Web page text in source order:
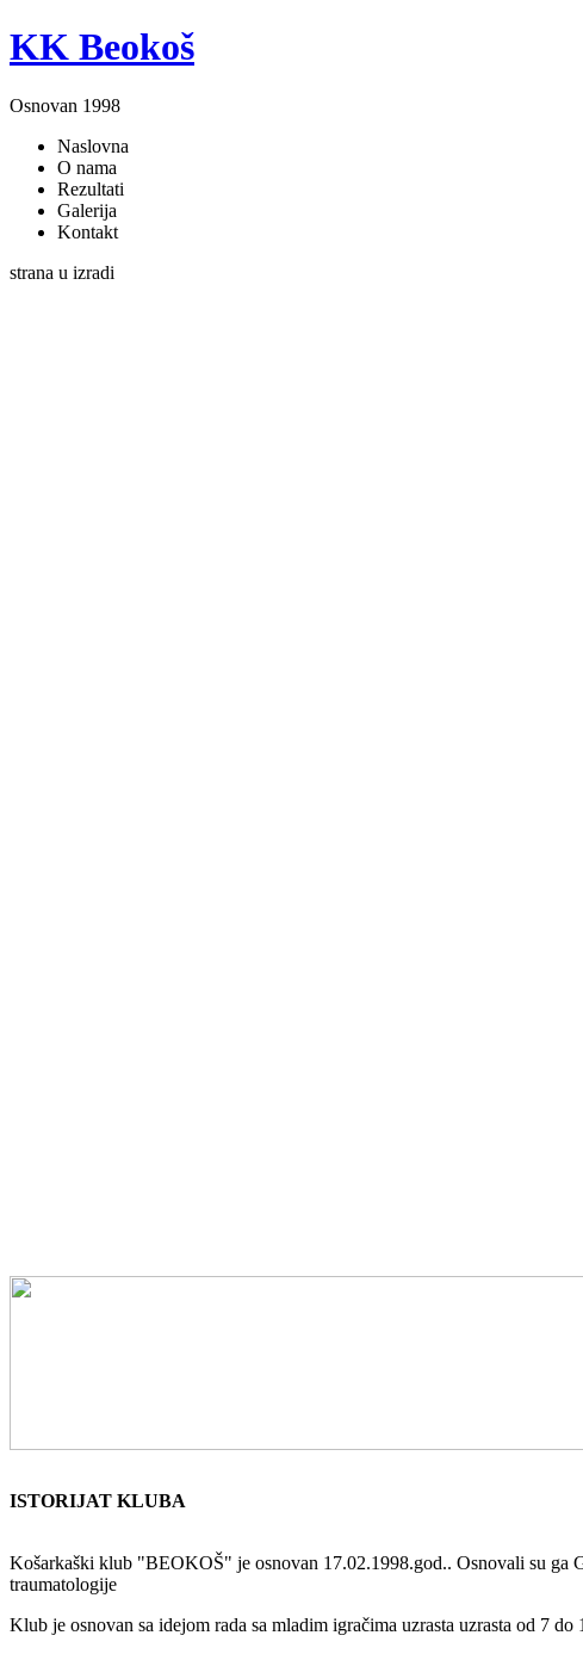
KK Beokoš
Osnovan 1998
Naslovna
O nama
Rezultati
Galerija
Kontakt
strana u izradi
ISTORIJAT KLUBA
Košarkaški klub "BEOKOŠ" je osnovan 17.02.1998.god.. Osnovali su ga
traumatologije
Klub je osnovan sa idejom rada sa mladim igračima uzrasta uzrasta od 7